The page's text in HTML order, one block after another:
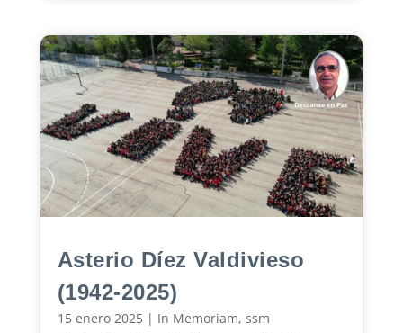
Asterio Díez Valdivieso
(1942-2025)
15 enero 2025| In Memoriam, ssm